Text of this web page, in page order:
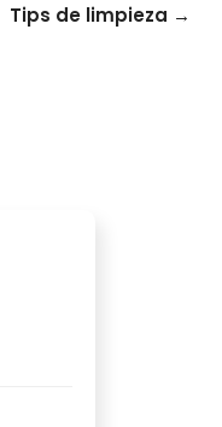
Tips de limpieza →